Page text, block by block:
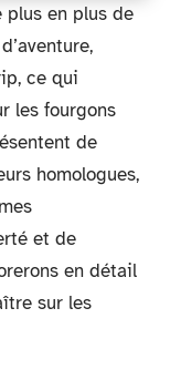
plus en plus de
ce qui
les fourgons
de
homologues,
et de
en détail
sur les